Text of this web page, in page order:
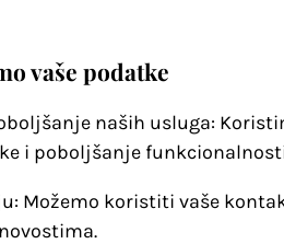
vaše podatke
naših usluga:
i poboljšanje
Možemo koristiti vaše